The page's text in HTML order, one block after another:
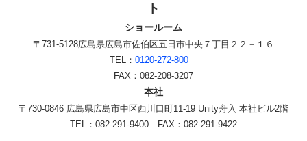
ト
ショールーム
〒731-5128広島県広島市佐伯区五日市中央７丁目２２－１６
TEL： 0120-272-800
FAX：082-208-3207
本社
〒730-0846 広島県広島市中区西川口町11-19 Unity舟入 本社ビル2階
TEL：082-291-9400 FAX：082-291-9422